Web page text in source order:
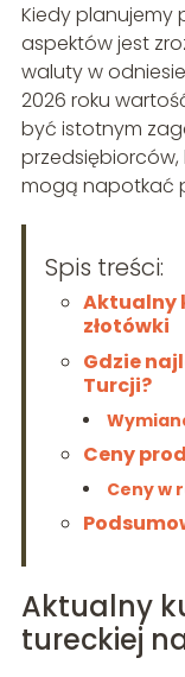
Kiedy planujemy
aspektów jest
waluty w
2026 roku
być istotnym
przedsiębiorców,
mogą napotkać
Spis treści:
Aktualny
złotówki
Gdzie
Turcji?
Ceny
Ceny w
Aktualny
tureckiej